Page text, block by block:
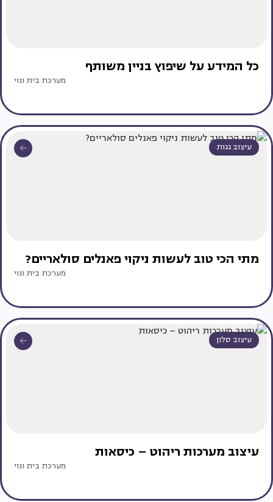
כל המידע על שיפוץ בניין משותף
מערכת בית ונוי
עיצוב גגות
מתי הכי טוב לעשות ניקוי פאנלים סולאריים?
מערכת בית ונוי
עיצוב סלון
עיצוב מערכות ריהוט – כיסאות
מערכת בית ונוי